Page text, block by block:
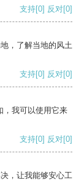
支持[0] 反对[0]
，了解当地的风土
支持[0] 反对[0]
，我可以使用它来
支持[0] 反对[0]
，让我能够安心工